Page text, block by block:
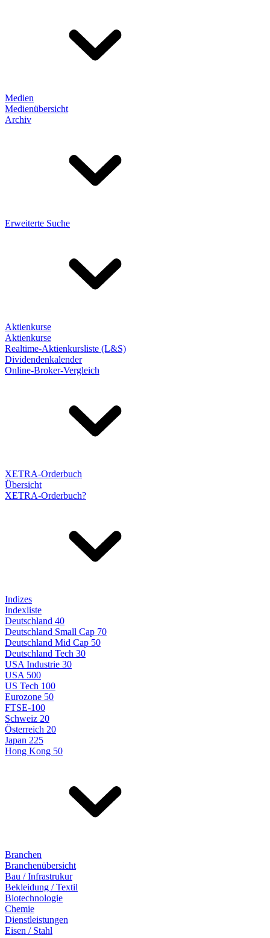
Medien
Medienübersicht
Archiv
Erweiterte Suche
Aktienkurse
Aktienkurse
Realtime-Aktienkursliste (L&S)
Dividendenkalender
Online-Broker-Vergleich
XETRA-Orderbuch
Übersicht
XETRA-Orderbuch?
Indizes
Indexliste
Deutschland 40
Deutschland Small Cap 70
Deutschland Mid Cap 50
Deutschland Tech 30
USA Industrie 30
USA 500
US Tech 100
Eurozone 50
FTSE-100
Schweiz 20
Österreich 20
Japan 225
Hong Kong 50
Branchen
Branchenübersicht
Bau / Infrastrukur
Bekleidung / Textil
Biotechnologie
Chemie
Dienstleistungen
Eisen / Stahl